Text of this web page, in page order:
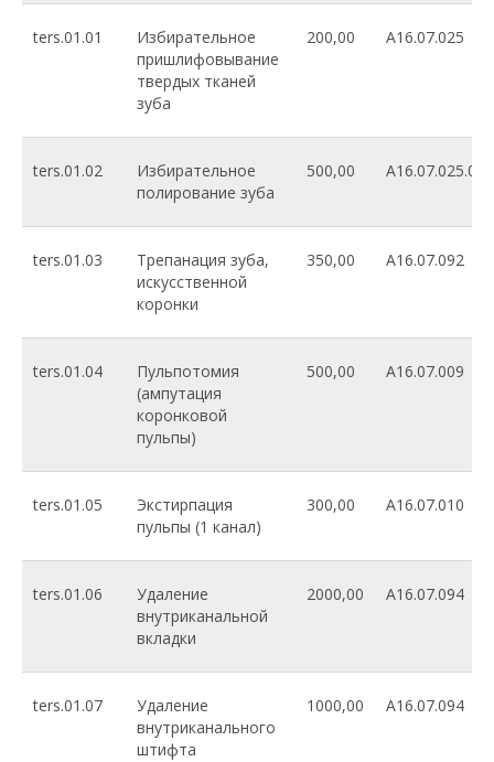
ters.01.01
Избирательное
пришлифовывание
твердых тканей
зуба
200,00 A16.07.025
ters.01.02
Избирательное
полирование зуба
500,00 A16.07.025.001
ters.01.03
Трепанация зуба,
искусственной
коронки
350,00 A16.07.092
ters.01.04
Пульпотомия
(ампутация
коронковой
пульпы)
500,00 A16.07.009
ters.01.05
Экстирпация
пульпы (1 канал)
300,00 A16.07.010
ters.01.06
Удаление
внутриканальной
вкладки
2000,00 A16.07.094
ters.01.07
Удаление
внутриканального
штифта
1000,00 A16.07.094